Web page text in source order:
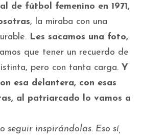
de fútbol femenino en 1971,
, la miraba con una
Les sacamos una foto,
que tener un recuerdo de
pero con tanta carga. Y
esa delantera, con esas
al patriarcado lo vamos a
seguir inspirándolas. Eso sí,